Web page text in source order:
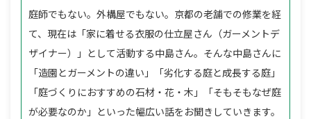
庭師でもない。外構屋でもない。京都の老舗での修業を経
て、現在は「家に着せる衣服の仕立屋さん（ガーメントデ
ザイナー）」として活動する中島さん。そんな中島さんに
「造園とガーメントの違い」「劣化する庭と成長する庭」
「庭づくりにおすすめの石材・花・木」「そもそもなぜ庭
が必要なのか」といった幅広い話をお聞きしていきます。